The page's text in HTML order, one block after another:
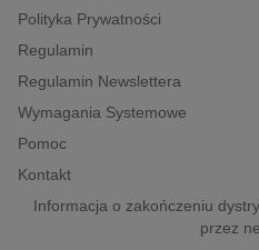
psychologiczne
inne
popularno-naukowe
historia
Polityka Prywatności
Regulamin
Regulamin Newslettera
Wymagania Systemowe
Pomoc
Kontakt
Informacja o zakończeniu
przez